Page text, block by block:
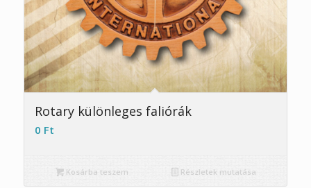
Rotary különleges faliórák
0 Ft
Kosárba teszem Részletek mutatása